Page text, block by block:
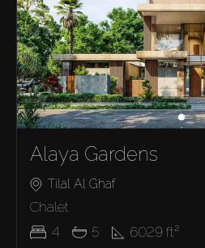
Alaya Gardens
Tilal Al Ghaf
Chalet
4
5 6029 ft²